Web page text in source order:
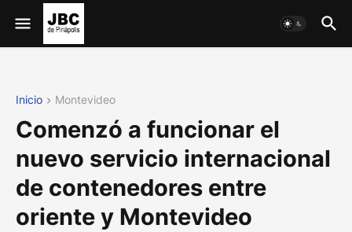
Inicio Montevideo
Comenzó a funcionar el
nuevo servicio internacional
de contenedores entre
oriente y Montevideo